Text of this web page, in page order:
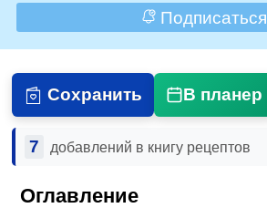
Подписаться
Сохранить В планер
7 добавлений в книгу рецептов
Оглавление